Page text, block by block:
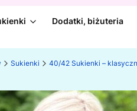
Dodatki, biżuteria
Sukienki 40/42 Sukienki –